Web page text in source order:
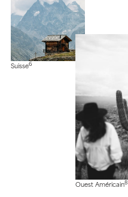
Suisse6
Ouest Américain8